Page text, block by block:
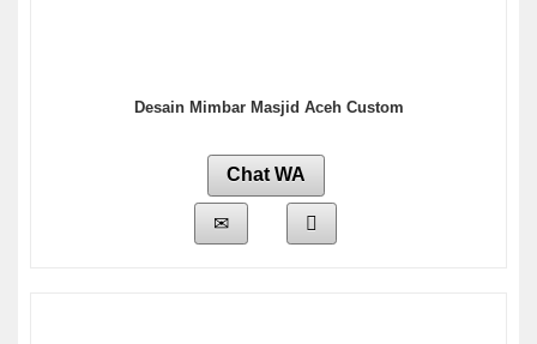
Desain Mimbar Masjid Aceh Custom
Chat WA